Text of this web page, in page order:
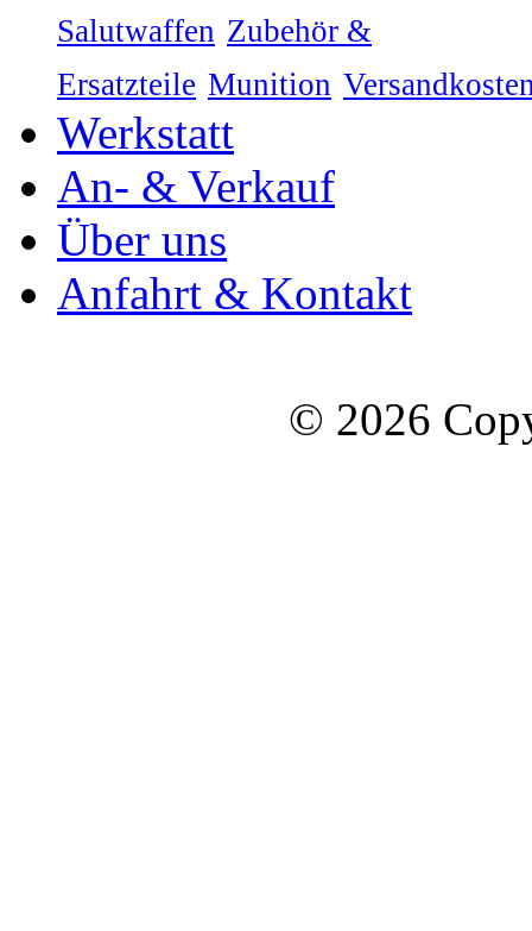
Salutwaffen Zubehör &
Ersatzteile Munition
Werkstatt
An- & Verkauf
Über uns
Anfahrt & Kontakt
© 2026